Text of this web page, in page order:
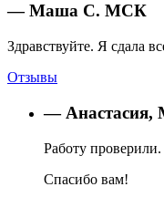
— Маша С. МСК
Здравствуйте. Я сдала
Отзывы
— Анастасия,
Работу
Спасибо вам!